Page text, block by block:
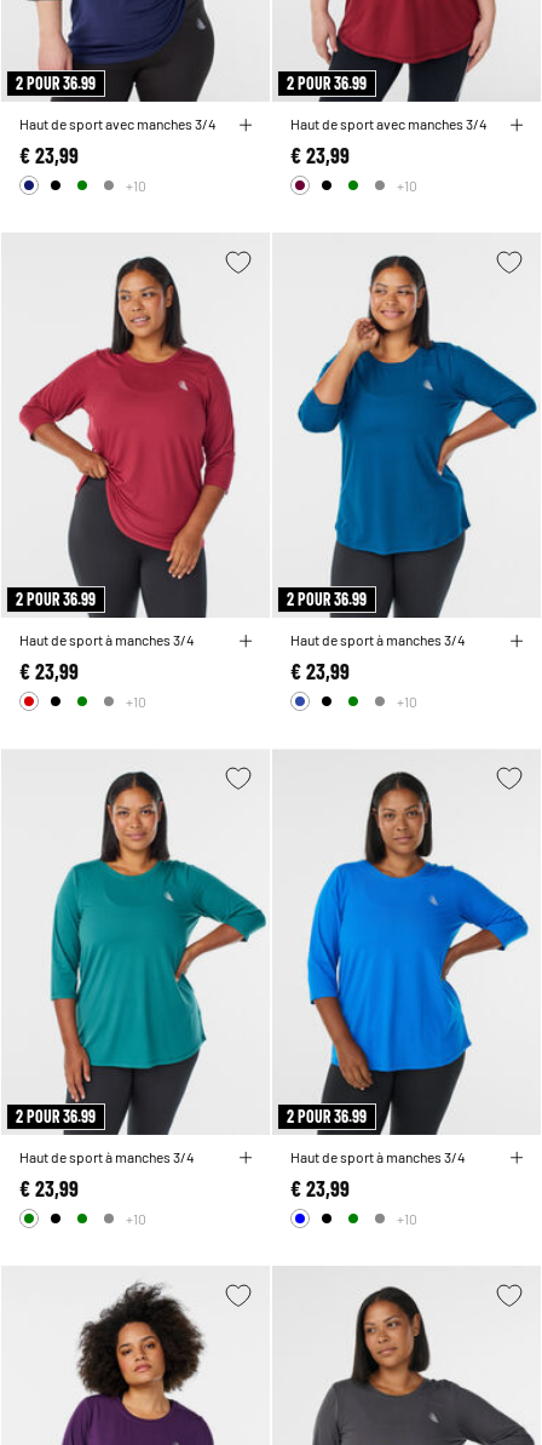
2 POUR 36.99
Haut de sport avec manches 3/4
€ 23,99
+10
2 POUR 36.99
Haut de sport avec manches 3/4
€ 23,99
+10
2 POUR 36.99
Haut de sport à manches 3/4
€ 23,99
+10
2 POUR 36.99
Haut de sport à manches 3/4
€ 23,99
+10
2 POUR 36.99
Haut de sport à manches 3/4
€ 23,99
+10
2 POUR 36.99
Haut de sport à manches 3/4
€ 23,99
+10